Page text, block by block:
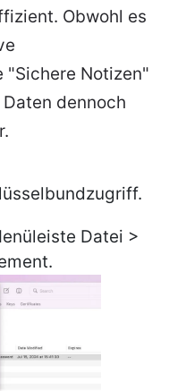
Obwohl es
"Sichere Notizen"
dennoch
Datei >